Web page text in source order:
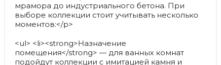
мрамора до индустриального бетона. При
выборе коллекции стоит учитывать несколько
моментов:</p>
<ul> <li><strong>Назначение
помещения</strong> — для ванных комнат
подойдут коллекции с имитацией камня и